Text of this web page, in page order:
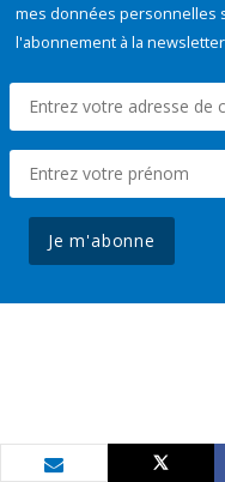
mes données personnelles
l'abonnement à la
Je m'abonne